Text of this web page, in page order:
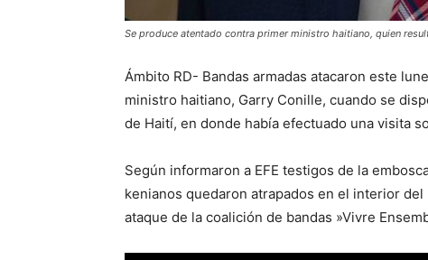
Se produce atentado contra primer ministro haitiano, quien
Ámbito RD- Bandas armadas atacaron este
ministro haitiano, Garry Conille, cuando se
de Haití, en donde había efectuado una visita
Según informaron a EFE testigos de la
kenianos quedaron atrapados en el interior
ataque de la coalición de bandas »Vivre